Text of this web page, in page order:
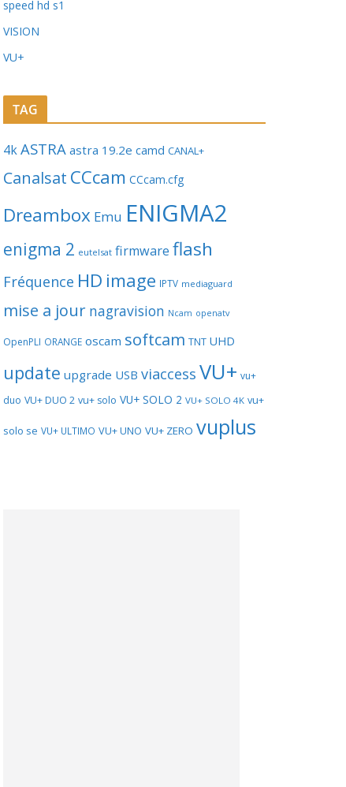
speed hd s1
VISION
VU+
TAG
4kASTRA astra 19.2e camd CANAL+
Canalsat CCcam CCcam.cfg
Dreambox Emu ENIGMA2
enigma 2 eutelsat firmware flash
Fréquence HD image IPTV mediaguard
mise a jour nagravision Ncam openatv
OpenPLI ORANGE oscam softcam TNT UHD
update upgrade USB viaccess VU+ vu+
duo VU+ DUO 2 vu+ solo VU+ SOLO 2 VU+ SOLO 4K vu+
solo se VU+ ULTIMO VU+ UNO VU+ ZERO vuplus